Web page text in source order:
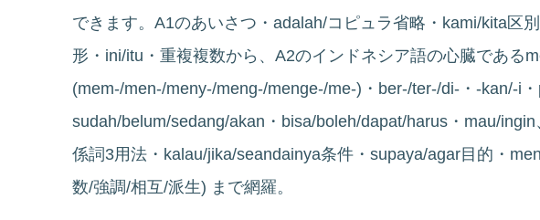
できます。A1のあいさつ・adalah/コピュラ省略・kami/kita区
形・ini/itu・重複複数から、A2のインドネシア語の心臓である
(mem-/men-/meny-/meng-/menge-/me-)・ber-/ter-/di-・-kan/-i
sudah/belum/sedang/akan・bisa/boleh/dapat/harus・mau/
係詞3用法・kalau/jika/seandainya条件・supaya/agar目的・
数/強調/相互/派生) まで網羅。